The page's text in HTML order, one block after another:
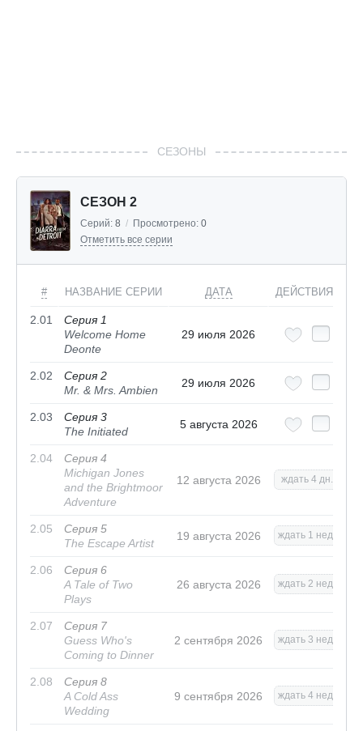
СЕЗОНЫ
СЕЗОН 2
Серий: 8 / Просмотрено: 0
Отметить все серии
# НАЗВАНИЕ СЕРИИ ДАТА ДЕЙСТВИЯ
2.01
Серия 1
Welcome Home
Deonte
29 июля 2026
2.02
Серия 2
Mr. & Mrs. Ambien
29 июля 2026
2.03
Серия 3
The Initiated
5 августа 2026
2.04
Серия 4
Michigan Jones
and the Brightmoor
Adventure
12 августа 2026 ждать 4 дн.
2.05
Серия 5
The Escape Artist
19 августа 2026 ждать 1 нед.
2.06
Серия 6
A Tale of Two
Plays
26 августа 2026 ждать 2 нед.
2.07
Серия 7
Guess Who's
Coming to Dinner
2 сентября 2026 ждать 3 нед.
2.08
Серия 8
A Cold Ass
Wedding
9 сентября 2026 ждать 4 нед.